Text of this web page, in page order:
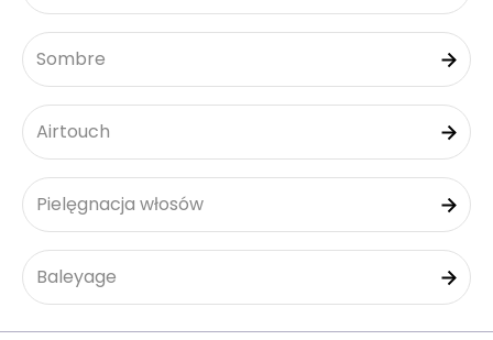
Sombre
Airtouch
Pielęgnacja włosów
Baleyage